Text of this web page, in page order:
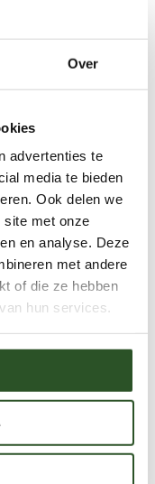
Over
advertenties te
media te bieden
Ook delen we
site met onze
en analyse. Deze
met andere
of die ze hebben
hun services.
volgroeien.
te
nest in een
voedsel voor
uitsluitend van
bezig in een
De
in te
ook andere
zowel bij de